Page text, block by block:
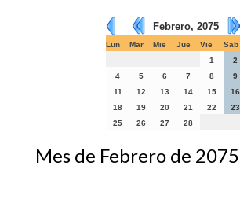
Febrero, 2075
Lun Mar Mie Jue Vie Sab
1
2
4
5 6 7 8 9
11
12 13 14 15 16
18
19 20 21 22 23
25
26 27 28
Mes de Febrero de 2075